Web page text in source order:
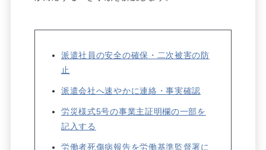
派遣社員の安全の確保・二次被害の防
止
派遣会社へ速やかに連絡・事実確認
労災様式5号の事業主証明欄の一部を
記入する
労働者死傷病報告を労働基準監督署に